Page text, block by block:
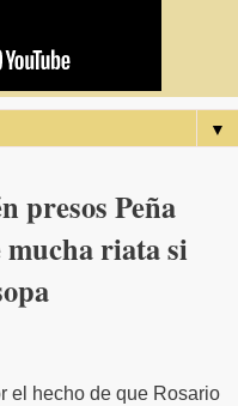
▼
presos Peña
mucha riata si
el hecho de que Rosario